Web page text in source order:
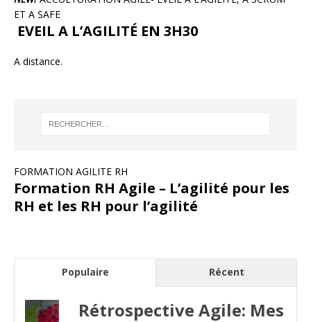
ET A SAFE
EVEIL A L’AGILITÉ EN 3H30
A distance.
FORMATION AGILITE RH
Formation RH Agile – L’agilité pour les
RH et les RH pour l’agilité
Populaire Récent
Rétrospective Agile: Mes